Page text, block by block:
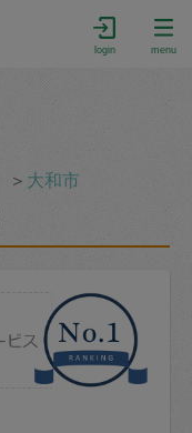
login menu
＞ 大和市